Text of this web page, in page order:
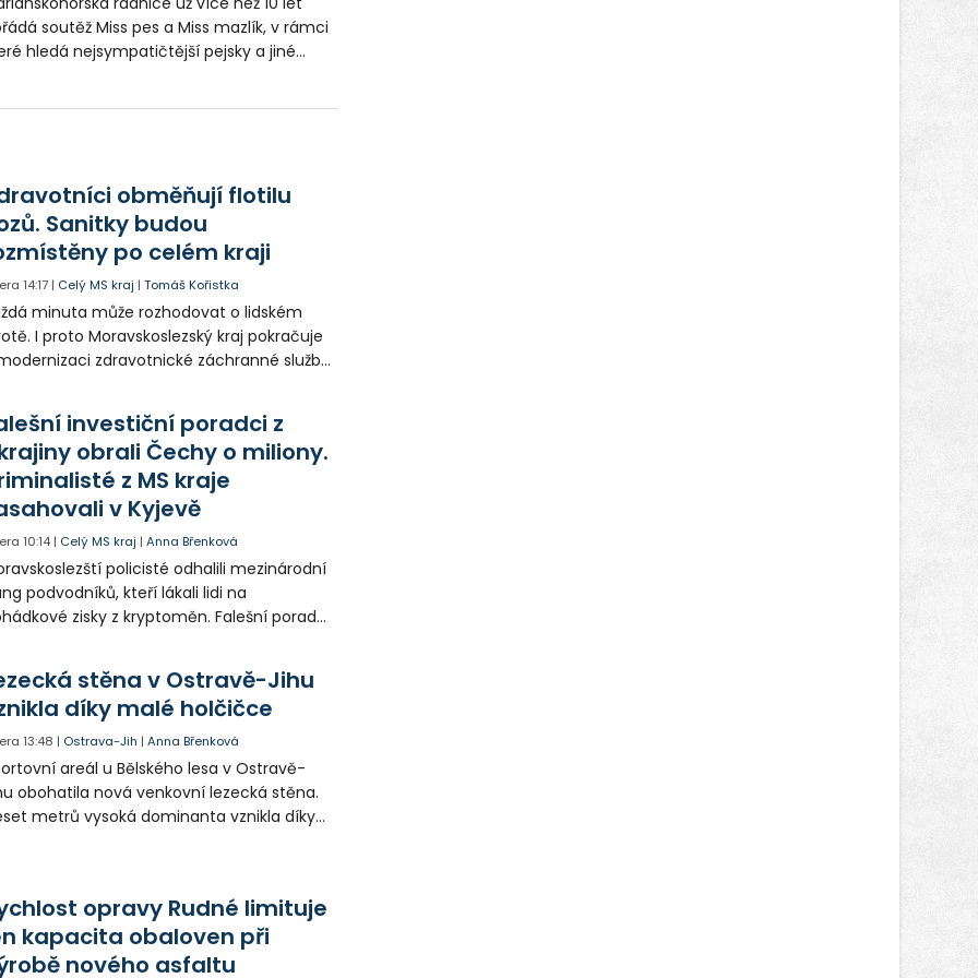
soutěž Miss pes a Miss mazlík, v rámci
hledá nejsympatičtější pejsky a jiné
obměňují flotilu
Sanitky budou
po celém kraji
14:17 | Celý MS kraj |Tomáš Kořistka
minuta může rozhodovat o lidském
I proto Moravskoslezský kraj pokračuje
zdravotnické záchranné služby
investiční poradci z
obrali Čechy o miliony.
z MS kraje
v Kyjevě
10:14 | Celý MS kraj |Anna Břenková
policisté odhalili mezinárodní
podvodníků, kteří lákali lidi na
zisky z kryptoměn. Falešní poradci
call centra a připravili Čechy o
až stovky milionů korun. Na padesátce
prohlídek v Kyjevě se podíleli i
vyšetřovatelé.
stěna v Ostravě-Jihu
díky malé holčičce
13:48 | Ostrava-Jih |Anna Břenková
areál u Bělského lesa v Ostravě-
obohatila nová venkovní lezecká stěna.
metrů vysoká dominanta vznikla díky
opravy Rudné limituje
kapacita obaloven při
nového asfaltu